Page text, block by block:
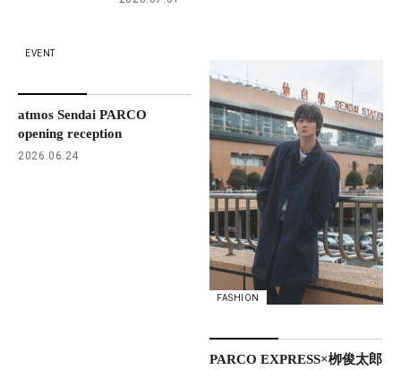
EVENT
atmos Sendai PARCO
opening reception
2026.06.24
FASHION
PARCO EXPRESS×栁俊太郎